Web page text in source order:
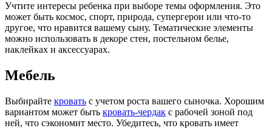
Учтите интересы ребенка при выборе темы оформления. Это
может быть космос, спорт, природа, супергерои или что-то
другое, что нравится вашему сыну. Тематические элементы
можно использовать в декоре стен, постельном белье,
наклейках и аксессуарах.
Мебель
Выбирайте кровать с учетом роста вашего сыночка. Хорошим
вариантом может быть кровать-чердак с рабочей зоной под
ней, что сэкономит место. Убедитесь, что кровать имеет